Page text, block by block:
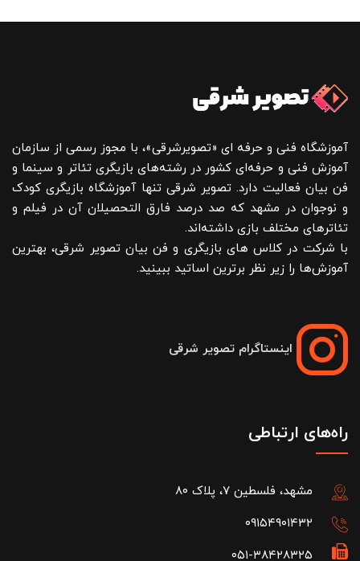
آموزشگاه فنی و حرفه ای «تصویرشرقی»، با مجوز رسمی از سازمان
آموزش فنی و حرفه‌ای کشور در رشته‌های بازیگری تئاتر و سینما و
فن بیان فعالیت دارد. تصویر شرقی تنها آموزشگاه بازیگری کودک
و نوجوان در مشهد که صد درصد فارق التحصیلان آن در فیلم و
تئاترهای مختلف بازی داشته‌اند.
با شرکت در کلاس های بازیگری و فن بیان تصویر شرقی، بهترین
آموزش‌ها را زیر نظر برترین اساتید ببینید.
اینستاگرام تصویر شرقی
راه‌های ارتباطی
مشهد، فلسطین ۷، پلاک ۸۰
۰۹۱۵۴۹۰۱۴۳۲
۰۵۱-۳۸۴۲۸۳۲۵